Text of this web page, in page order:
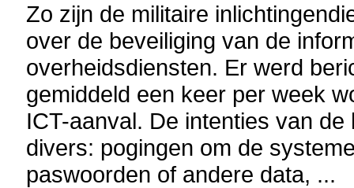
Zo zijn de militaire
over de beveiliging van de
overheidsdiensten. Er werd
gemiddeld een keer per week
ICT-aanval. De intenties van
divers: pogingen om de
paswoorden of andere data, ...